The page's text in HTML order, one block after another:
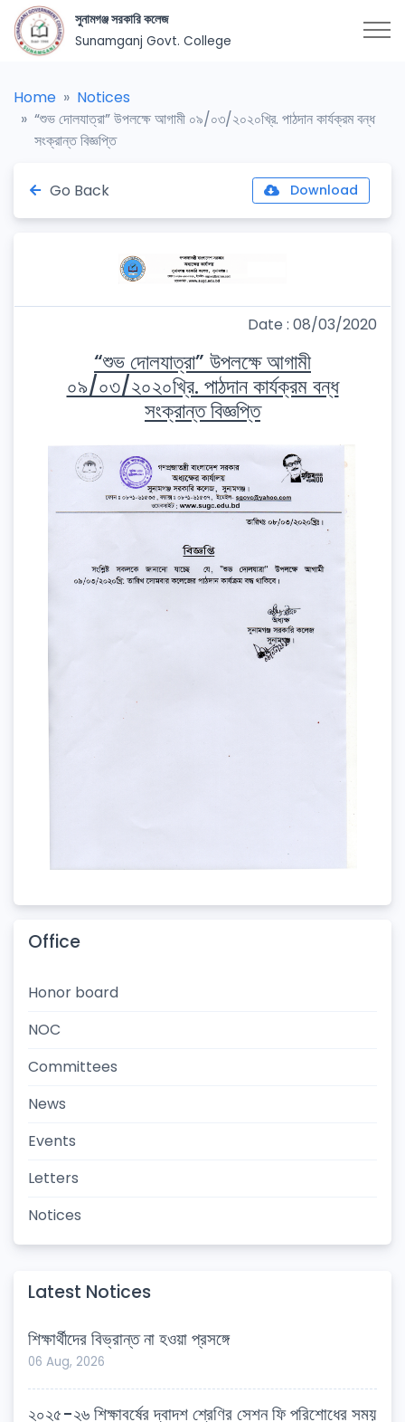
সুনামগঞ্জ সরকারি কলেজ
Sunamganj Govt. College
Home
Notices
“শুভ দোলযাত্রা” উপলক্ষে আগামী ০৯/০৩/২০২০খ্রি. পাঠদান কার্যক্রম বন্ধ
সংক্রান্ত বিজ্ঞপ্তি
Go Back Download
Date : 08/03/2020
“শুভ দোলযাত্রা” উপলক্ষে আগামী
০৯/০৩/২০২০খ্রি. পাঠদান কার্যক্রম বন্ধ
সংক্রান্ত বিজ্ঞপ্তি
Office
Honor board
NOC
Committees
News
Events
Letters
Notices
Latest Notices
শিক্ষার্থীদের বিভ্রান্ত না হওয়া প্রসঙ্গে
06 Aug, 2026
২০২৫-২৬ শিক্ষাবর্ষের দ্বাদশ শ্রেণির সেশন ফি পরিশোধের সময়